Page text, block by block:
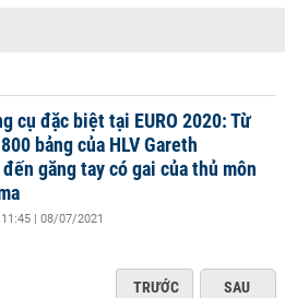
cụ đặc biệt tại EURO 2020: Từ
bảng của HLV Gareth
găng tay có gai của thủ môn
11:45 | 08/07/2021
TRƯỚC SAU